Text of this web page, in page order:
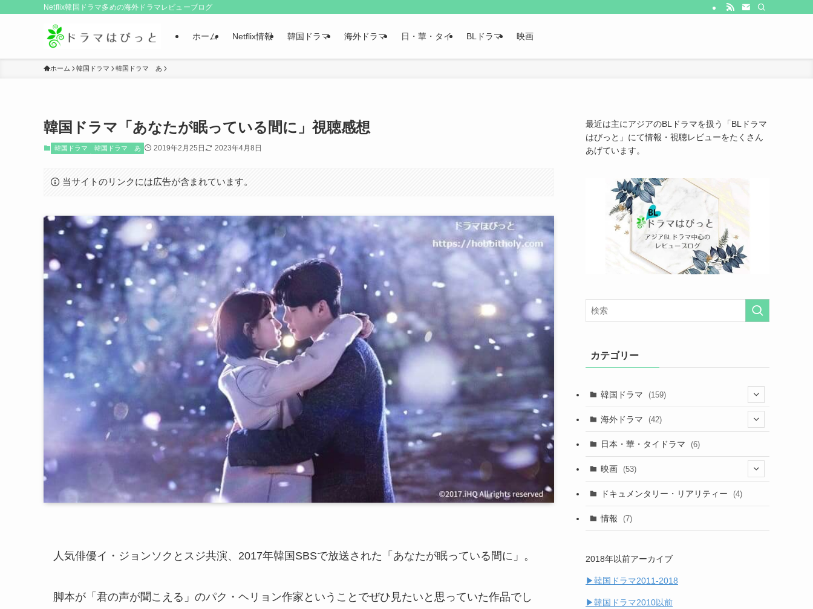
Netflix韓国ドラマ多めの海外ドラマレビューブログ
ホーム Netflix情報 韓国ドラマ 海外ドラマ 日・華・タイ BLドラマ 映画
ホーム 韓国ドラマ 韓国ドラマ あ
韓国ドラマ「あなたが眠っている間に」視聴感想
韓国ドラマ 韓国ドラマ あ 2019年2月25日 2023年4月8日
当サイトのリンクには広告が含まれています。
人気俳優イ・ジョンソクとスジ共演、2017年韓国SBSで放送された「あなたが眠っている間に」。
脚本が 「君の声が聞こえる」のパク・ヘリョン作家ということでぜひ見たいと思っていた作品でし
最近は主にアジアのBLドラマを扱う「BLドラマ
はびっと」にて情報・視聴レビューをたくさん
あげています。
カテゴリー
韓国ドラマ (159)
(25)
(27)
(25)
海外ドラマ (42)
(7)
(18)
日本・華・タイドラマ (6)
映画 (53)
(9)
(14)
(7)
ドキュメンタリー・リアリティー (4)
情報 (7)
2018年以前アーカイブ
▶︎韓国ドラマ2011-2018
▶︎韓国ドラマ2010以前